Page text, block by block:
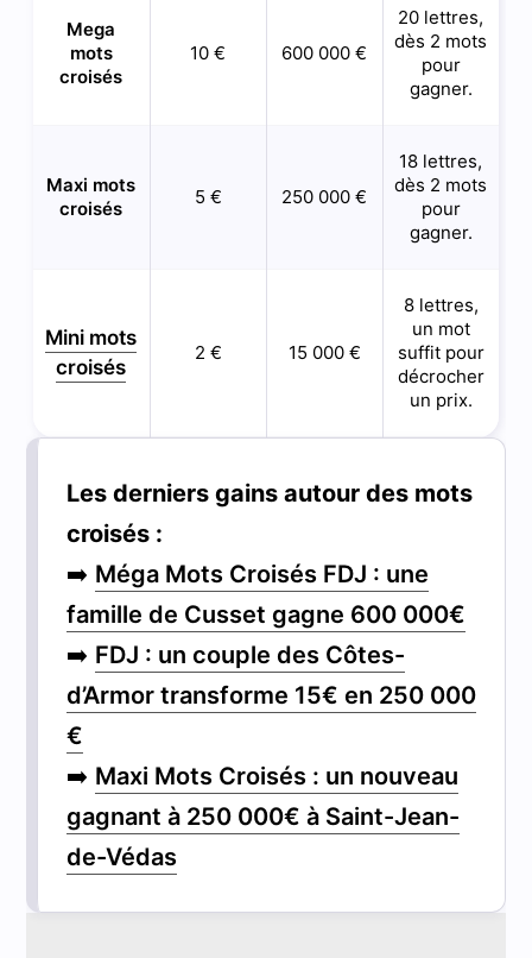
Mega
mots
croisés
10 € 600 000 €
20 lettres,
dès 2 mots
pour
gagner.
Maxi mots
croisés
5 € 250 000 €
18 lettres,
dès 2 mots
pour
gagner.
Mini mots
croisés
2 € 15 000 €
8 lettres,
un mot
suffit pour
décrocher
un prix.
Les derniers gains autour des mots
croisés :
➡️ Méga Mots Croisés FDJ : une
famille de Cusset gagne 600 000€
➡️ FDJ : un couple des Côtes-
d’Armor transforme 15€ en 250 000
€
➡️ Maxi Mots Croisés : un nouveau
gagnant à 250 000€ à Saint-Jean-
de-Védas